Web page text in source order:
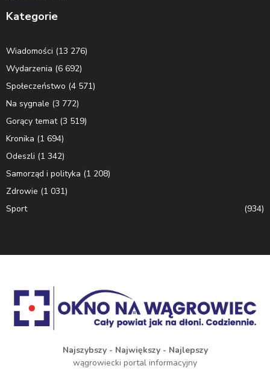
Kategorie
Wiadomości (13 276)
Wydarzenia (6 692)
Społeczeństwo (4 571)
Na sygnale (3 772)
Gorący temat(3 519)
Kronika (1 694)
Odeszli (1 342)
Samorząd i polityka (1 208)
Zdrowie (1 031)
Sport
(934)
Najszybszy - Największy - Najlepszy
wągrowiecki portal informacyjny